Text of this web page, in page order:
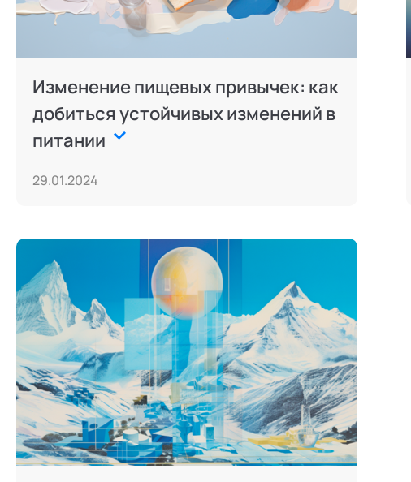
Изменение пищевых привычек: как
добиться устойчивых изменений в
питании
29.01.2024